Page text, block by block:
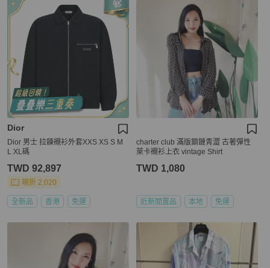
Dior
Dior 男士 拉鍊襯衫外套XXS XS S M
L XL碼
TWD 92,897
現折 2,020
全新品 香港 免運
charter club 滿版鎖鏈青澀 古著彈性
萊卡襯衫上衣 vintage Shirt
TWD 1,080
近新閒置品 本地 免運